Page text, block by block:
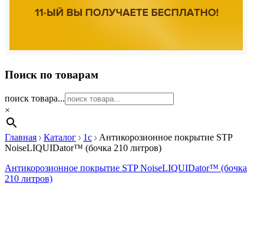
Поиск по товарам
поиск товара...
×
Главная Каталог 1c
Антикорозионное покрытие STP
NoiseLIQUIDator™ (бочка 210 литров)
Антикорозионное покрытие STP NoiseLIQUIDator™ (бочка
210 литров)